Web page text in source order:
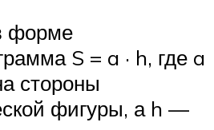
форме
S = a · h, где a
стороны
фигуры, а h —